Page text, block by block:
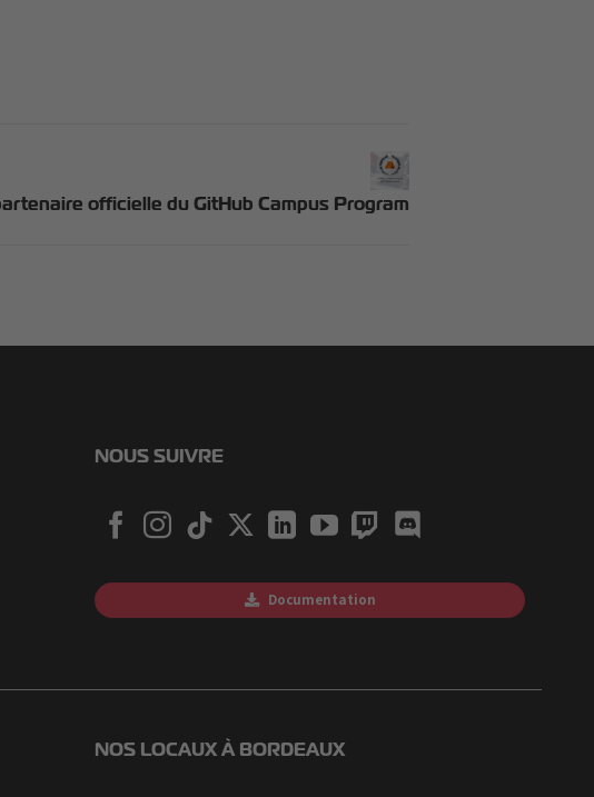
officielle du GitHub Campus Program
NOUS SUIVRE
Documentation
NOS LOCAUX À BORDEAUX